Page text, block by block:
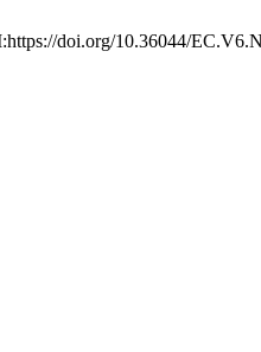
doi.org/10.36044/